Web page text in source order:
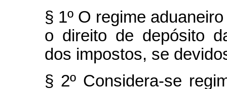
§ 1º O regime
o direito de depósito
dos impostos, se
§ 2º Considera-se